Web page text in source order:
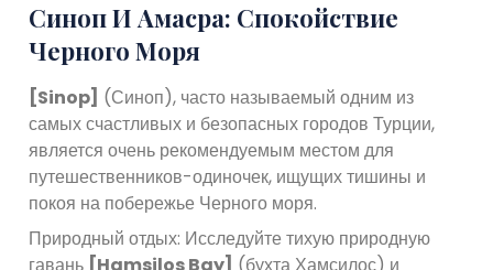
Синоп И Амасра: Спокойствие
Черного Моря
[Sinop] (Синоп), часто называемый одним из
самых счастливых и безопасных городов Турции,
является очень рекомендуемым местом для
путешественников-одиночек, ищущих тишины и
покоя на побережье Черного моря.
Природный отдых: Исследуйте тихую природную